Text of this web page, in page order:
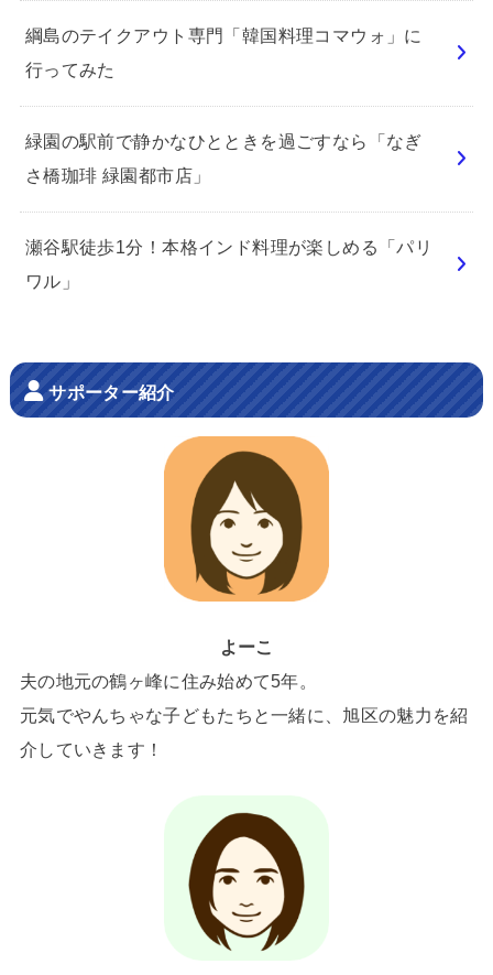
綱島のテイクアウト専門「韓国料理コマウォ」に
行ってみた
緑園の駅前で静かなひとときを過ごすなら「なぎ
さ橋珈琲 緑園都市店」
瀬谷駅徒歩1分！本格インド料理が楽しめる「パリ
ワル」
サポーター紹介
よーこ
夫の地元の鶴ヶ峰に住み始めて5年。
元気でやんちゃな子どもたちと一緒に、旭区の魅力を紹
介していきます！